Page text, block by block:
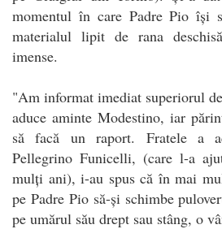
momentul în care Padre Pio își
materialul lipit de rana
imense.
"Am informat imediat superiorul
aduce aminte Modestino, iar
să facă un raport. Fratele a
Pellegrino Funicelli, (care l-a
mulți ani), i-au spus că în mai
pe Padre Pio să-și schimbe
pe umărul său drept sau stâng, o